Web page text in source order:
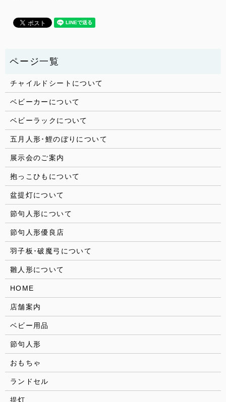
チャイルドシートについて
ベビーカーについて
ベビーラックについて
五月人形･鯉のぼりについて
展示会のご案内
抱っこひもについて
盆提灯について
節句人形について
節句人形優良店
羽子板･破魔弓について
雛人形について
HOME
店舗案内
ベビー用品
節句人形
おもちゃ
ランドセル
提灯